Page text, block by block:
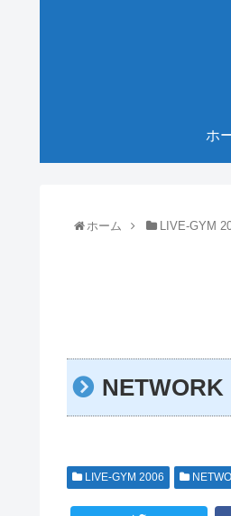
ホ
ホーム LIVE-GYM
LIVE-GYM 2006